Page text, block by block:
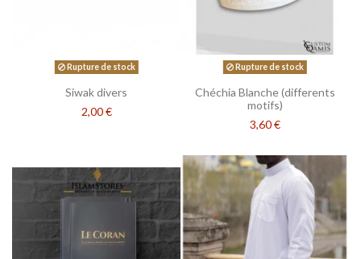
Rupture de stock
Siwak divers
2,00 €
Rupture de stock
Chéchia Blanche (differents
motifs)
3,60 €